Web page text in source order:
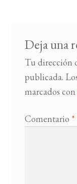
Deja una
Tu dirección
publicada.
marcados con
Comentario *